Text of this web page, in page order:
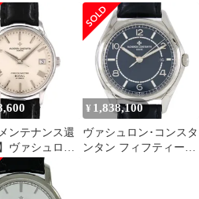
8827 YG 手
シックス オートマティ
ック 40mm
4600E/000A-B487 箱 保
証書 SS/
ンテナンス還
ヴァシュロン･
ンタン クロノ
ロワイヤル
000G-8655
¥ 1,838,100
ヴァシュロン･コンスタ
ンタン フィフティーシ